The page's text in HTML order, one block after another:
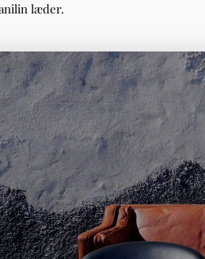
læder.
KUNDESERVICE